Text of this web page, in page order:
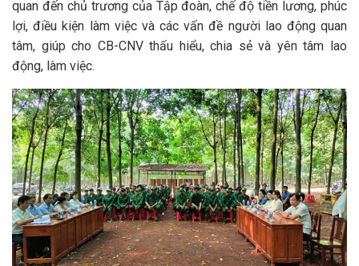
quan đến chủ trương của Tập đoàn, chế độ tiền lương, phúc
lợi, điều kiện làm việc và các vấn đề người lao động quan
tâm, giúp cho CB-CNV thấu hiểu, chia sẻ và yên tâm lao
động, làm việc.